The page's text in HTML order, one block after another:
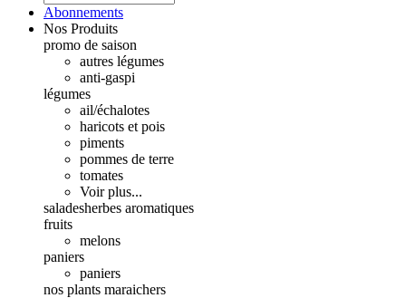
Abonnements
Nos Produits
promo de saison
autres légumes
anti-gaspi
légumes
ail/échalotes
haricots et pois
piments
pommes de terre
tomates
Voir plus...
saladesherbes aromatiques
fruits
melons
paniers
paniers
nos plants maraichers